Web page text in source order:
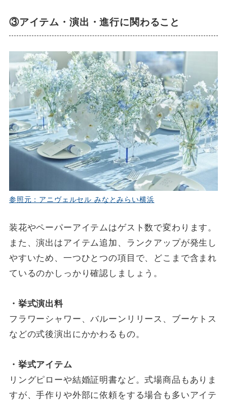
③アイテム・演出・進行に関わること
参照元：アニヴェルセル みなとみらい横浜
装花やペーパーアイテムはゲスト数で変わります。
また、演出はアイテム追加、ランクアップが発生し
やすいため、一つひとつの項目で、どこまで含まれ
ているのかしっかり確認しましょう。
・挙式演出料
フラワーシャワー、バルーンリリース、ブーケトス
などの式後演出にかかわるもの。
・挙式アイテム
リングピローや結婚証明書など。式場商品もありま
すが、手作りや外部に依頼をする場合も多いアイテ